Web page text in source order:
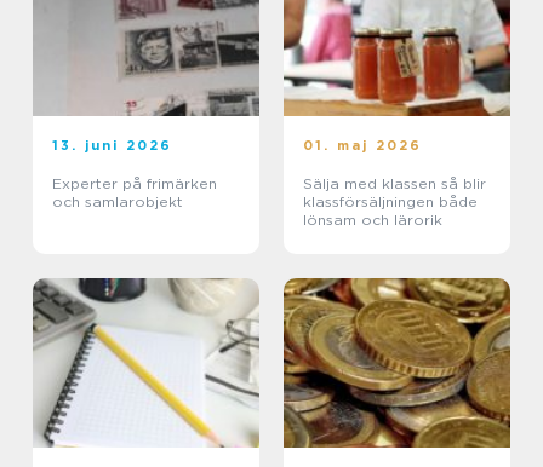
13. juni 2026
Experter på frimärken
och samlarobjekt
01. maj 2026
Sälja med klassen så blir
klassförsäljningen både
lönsam och lärorik